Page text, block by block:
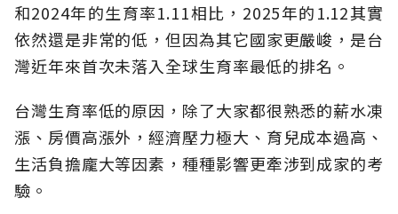
和2024年的生育率1.11相比，2025年的1.12其實
依然還是非常的低，但因為其它國家更嚴峻，是台
灣近年來首次未落入全球生育率最低的排名。
台灣生育率低的原因，除了大家都很熟悉的薪水凍
漲、房價高漲外，經濟壓力極大、育兒成本過高、
生活負擔龐大等因素，種種影響更牽涉到成家的考
驗。